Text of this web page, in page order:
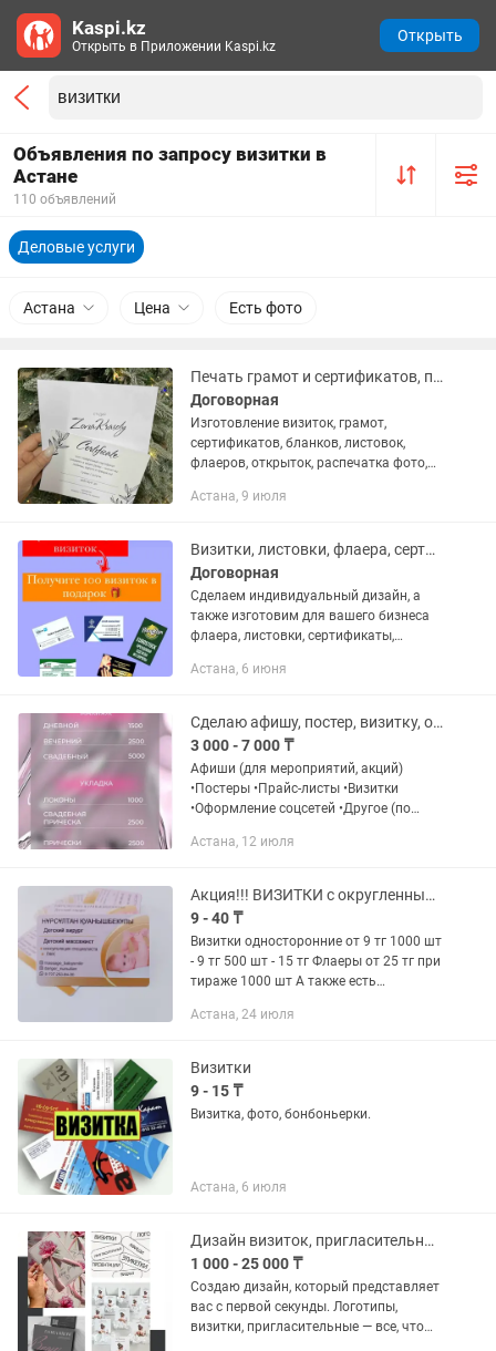
Объявления по запросу визитки в
Астане
110 объявлений
Деловые услуги
Астана Цена Есть фото
Печать грамот и сертификатов, полиграфия, визитки
Договорная
Изготовление визиток, грамот,
сертификатов, бланков, листовок,
флаеров, открыток, распечатка фото,
бумаги, меню, диплом в рамке,
Астана, 9 июля
Визитки, листовки, флаера, сертификаты
Договорная
Сделаем индивидуальный дизайн, а
также изготовим для вашего бизнеса
флаера, листовки, сертификаты,
нанесению логотипов на футболки,
Астана, 6 июня
Сделаю афишу, постер, визитку, оформление
3 000 - 7 000 ₸
Афиши (для мероприятий, акций)
•Постеры •Прайс-листы •Визитки
•Оформление соцсетей •Другое (по
Астана, 12 июля
Акция!!! ВИЗИТКИ с округленным краем
9 - 40 ₸
Визитки односторонние от 9 тг 1000 шт
- 9 тг 500 шт - 15 тг Флаеры от 25 тг при
тираже 1000 шт А также есть
самоклейки , баннера Адрес: Мангилик
Астана, 24 июля
Визитки
9 - 15 ₸
Визитка, фото, бонбоньерки.
Астана, 6 июля
Дизайн визиток, пригласительных, сертификатов, логотипов
1 000 - 25 000 ₸
Создаю дизайн, который представляет
вас с первой секунды. Логотипы,
визитки, пригласительные — все, что
Kaspi.kz
Открыть в Приложении Kaspi.kz
Открыть